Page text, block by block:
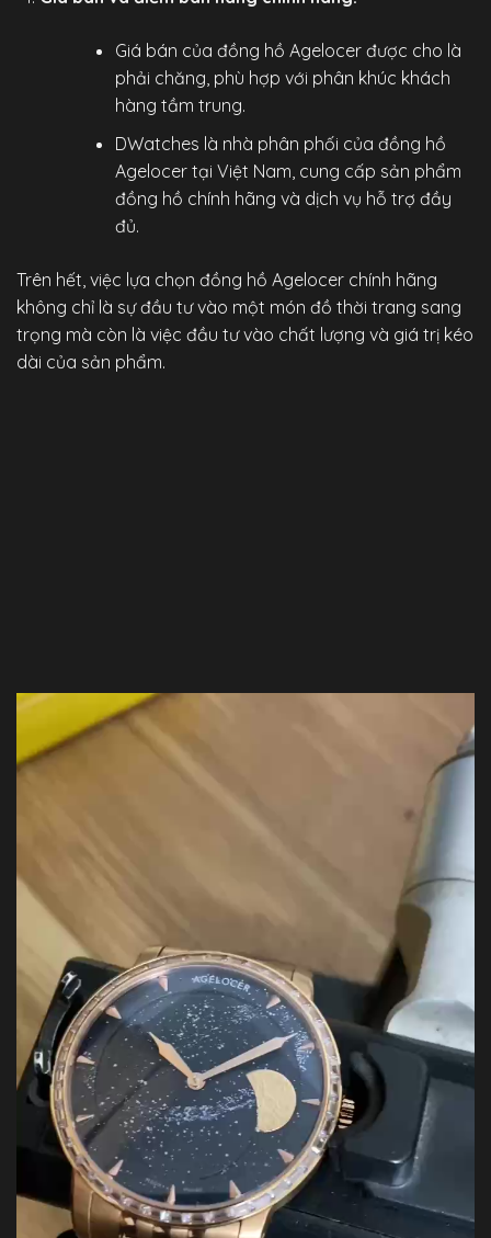
Giá bán của đồng hồ Agelocer được cho là
phải chăng, phù hợp với phân khúc khách
hàng tầm trung.
DWatches là nhà phân phối của đồng hồ
Agelocer tại Việt Nam, cung cấp sản phẩm
đồng hồ chính hãng và dịch vụ hỗ trợ đầy
đủ.
Trên hết, việc lựa chọn đồng hồ Agelocer chính hãng
không chỉ là sự đầu tư vào một món đồ thời trang sang
trọng mà còn là việc đầu tư vào chất lượng và giá trị kéo
dài của sản phẩm.